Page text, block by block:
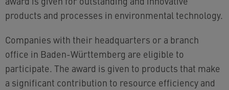
products and processes in environmental technology.
Companies with their headquarters or a branch
office in Baden-Württemberg are eligible to
participate. The award is given to products that make
a significant contribution to resource efficiency and